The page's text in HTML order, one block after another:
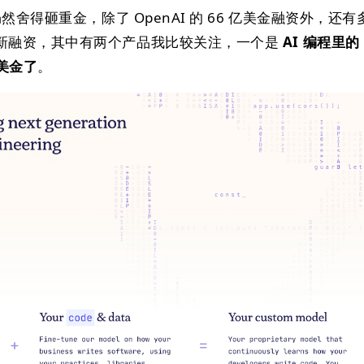
舍得砸重金，除了 OpenAI 的 66 亿美金融资外，还有
融资，其中有两个产品我比较关注，一个是 AI 编程里的
金了。